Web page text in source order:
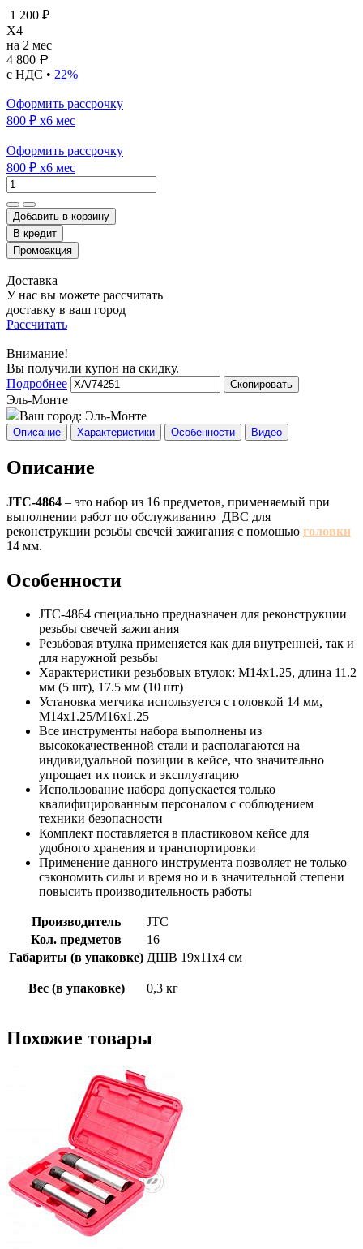
1 200 ₽
X4
на 2 мес
4 800 Р
с НДС • 22%
Оформить рассрочку
800 ₽ x6 мес
Оформить рассрочку
800 ₽ x6 мес
Добавить в корзину
Доставка
У нас вы можете рассчитать
доставку в ваш город
Рассчитать
Внимание!
Вы получили купон на скидку.
Подробнее
Скопировать
Эль-Монте
Ваш город: Эль-Монте
Описание Характеристики Особенности Видео
Описание
JTC-4864 – это набор из 16 предметов, применяемый при
выполнении работ по обслуживанию ДВС для
реконструкции резьбы свечей зажигания с помощью головки
14 мм.
Особенности
JTC-4864 специально предназначен для реконструкции
резьбы свечей зажигания
Резьбовая втулка применяется как для внутренней, так и
для наружной резьбы
Характеристики резьбовых втулок: M14x1.25, длина 11.2
мм (5 шт), 17.5 мм (10 шт)
Установка метчика используется с головкой 14 мм,
М14х1.25/М16х1.25
Все инструменты набора выполнены из
высококачественной стали и располагаются на
индивидуальной позиции в кейсе, что значительно
упрощает их поиск и эксплуатацию
Использование набора допускается только
квалифицированным персоналом с соблюдением
техники безопасности
Комплект поставляется в пластиковом кейсе для
удобного хранения и транспортировки
Применение данного инструмента позволяет не только
сэкономить силы и время но и в значительной степени
повысить производительность работы
Производитель
JTC
Кол. предметов
16
Габариты (в упаковке) ДШВ 19х11х4 см
Вес (в упаковке) 0,3 кг
Похожие товары